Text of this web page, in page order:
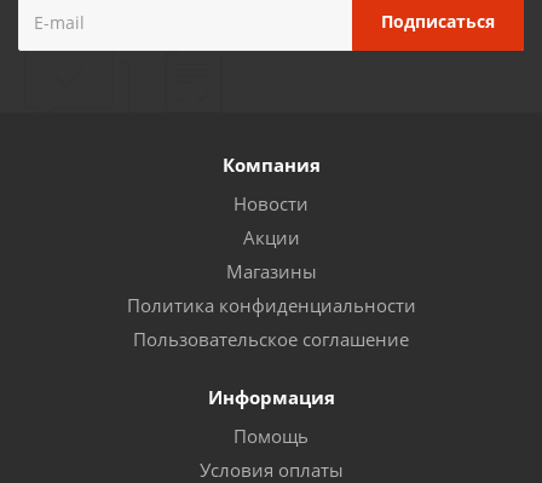
Компания
Новости
Акции
Магазины
Политика конфиденциальности
Пользовательское соглашение
Информация
Помощь
Условия оплаты